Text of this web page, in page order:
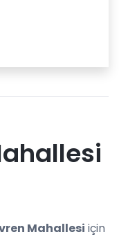
Mahallesi için